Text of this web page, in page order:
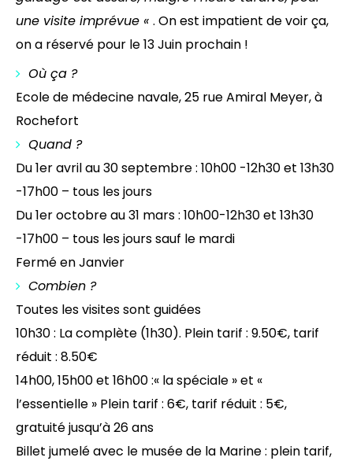
une visite imprévue « . On est impatient de voir ça,
on a réservé pour le 13 Juin prochain !
Où ça ?
Ecole de médecine navale, 25 rue Amiral Meyer, à
Rochefort
Quand ?
Du 1er avril au 30 septembre : 10h00 -12h30 et 13h30
-17h00 – tous les jours
Du 1er octobre au 31 mars : 10h00-12h30 et 13h30
-17h00 – tous les jours sauf le mardi
Fermé en Janvier
Combien ?
Toutes les visites sont guidées
10h30 : La complète (1h30). Plein tarif : 9.50€, tarif
réduit : 8.50€
14h00, 15h00 et 16h00 :« la spéciale » et «
l’essentielle » Plein tarif : 6€, tarif réduit : 5€,
gratuité jusqu’à 26 ans
Billet jumelé avec le musée de la Marine : plein tarif,